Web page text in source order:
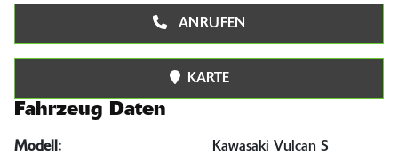
ANRUFEN
KARTE
Fahrzeug Daten
Modell:
Kawasaki Vulcan S